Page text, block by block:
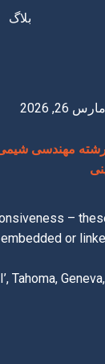
بلاگ
مارس 26, 2026
مهندسی شیمی
–
embedded or
Tahoma,